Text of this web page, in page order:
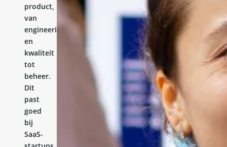
product,
van
engineering
en
kwaliteit
tot
beheer.
Dit
past
goed
bij
SaaS-